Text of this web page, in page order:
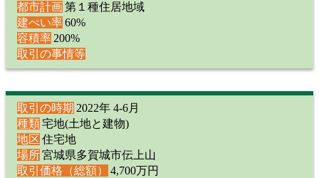
都市計画 第１種住居地域
建ぺい率60%
容積率200%
取引の事情等
取引の時期 2022年 4-6月
種類 宅地(土地と建物)
地区 住宅地
場所宮城県多賀城市伝上山
取引価格（総額）
4,700万円